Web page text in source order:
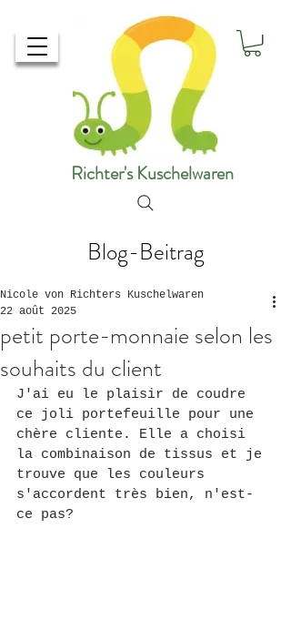
Richter's Kuschelwaren
Blog-Beitrag
petit porte-monnaie selon les
souhaits du client
Nicole von Richters Kuschelwaren
22 août 2025
J'ai eu le plaisir de coudre
ce joli portefeuille pour une
chère cliente. Elle a choisi
la combinaison de tissus et je
trouve que les couleurs
s'accordent très bien, n'est-
ce pas?